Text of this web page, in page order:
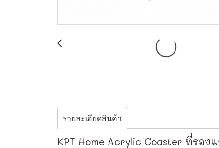
รายละเอียดสินค้า
KPT Home Acrylic Coaster ที่รอ